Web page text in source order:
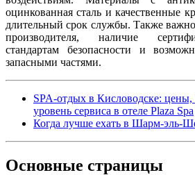
оцинкованная сталь и качественные
длительный срок службы. Также
производителя, наличие
стандартам безопасности и
запасными частями.
SPA-отдых в Кисловодске:
уровень сервиса в отеле Plaza Spa
Когда лучше ехать в Шарм-эль-
Основные страницы